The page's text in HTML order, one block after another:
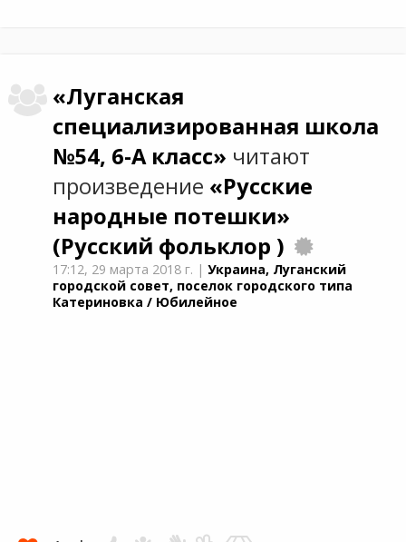
«Луганская
специализированная школа
№54, 6-А класс» читают
произведение «Русские
народные потешки»
(Русский фольклор )
17:12, 29 марта 2018 г. |Украина, Луганский
городской совет, поселок городского типа
Катериновка / Юбилейное